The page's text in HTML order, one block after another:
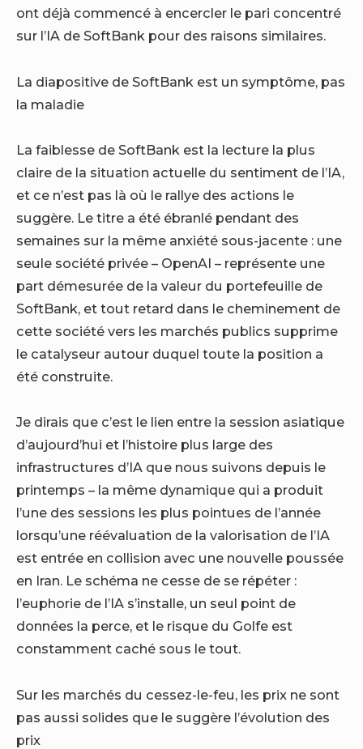
ont déjà commencé à encercler le pari concentré
sur l’IA de SoftBank pour des raisons similaires.
La diapositive de SoftBank est un symptôme, pas
la maladie
La faiblesse de SoftBank est la lecture la plus
claire de la situation actuelle du sentiment de l’IA,
et ce n’est pas là où le rallye des actions le
suggère. Le titre a été ébranlé pendant des
semaines sur la même anxiété sous-jacente : une
seule société privée – OpenAI – représente une
part démesurée de la valeur du portefeuille de
SoftBank, et tout retard dans le cheminement de
cette société vers les marchés publics supprime
le catalyseur autour duquel toute la position a
été construite.
Je dirais que c’est le lien entre la session asiatique
d’aujourd’hui et l’histoire plus large des
infrastructures d’IA que nous suivons depuis le
printemps – la même dynamique qui a produit
l’une des sessions les plus pointues de l’année
lorsqu’une réévaluation de la valorisation de l’IA
est entrée en collision avec une nouvelle poussée
en Iran. Le schéma ne cesse de se répéter :
l’euphorie de l’IA s’installe, un seul point de
données la perce, et le risque du Golfe est
constamment caché sous le tout.
Sur les marchés du cessez-le-feu, les prix ne sont
pas aussi solides que le suggère l’évolution des
prix